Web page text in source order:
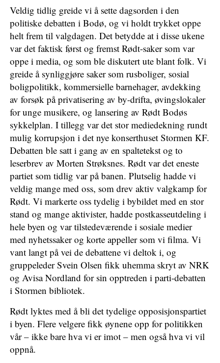
Veldig tidlig greide vi å sette dagsorden i den
politiske debatten i Bodø, og vi holdt trykket oppe
helt frem til valgdagen. Det betydde at i disse ukene
var det faktisk først og fremst Rødt-saker som var
oppe i media, og som ble diskutert ute blant folk. Vi
greide å synliggjøre saker som rusboliger, sosial
boligpolitikk, kommersielle barnehager, avdekking
av forsøk på privatisering av by-drifta, øvingslokaler
for unge musikere, og lansering av Rødt Bodøs
sykkelplan. I tillegg var det stor mediedekning rundt
mulig korrupsjon i det nye konserthuset Stormen KF.
Debatten ble satt i gang av en spaltetekst og to
leserbrev av Morten Strøksnes. Rødt var det eneste
partiet som tidlig var på banen. Plutselig hadde vi
veldig mange med oss, som drev aktiv valgkamp for
Rødt. Vi markerte oss tydelig i bybildet med en stor
stand og mange aktivister, hadde postkasseutdeling i
hele byen og var tilstedeværende i sosiale medier
med nyhetssaker og korte appeller som vi filma. Vi
vant langt på vei de debattene vi deltok i, og
gruppeleder Svein Olsen fikk uhemma skryt av NRK
og Avisa Nordland for sin opptreden i parti-debatten
i Stormen bibliotek.
Rødt lyktes med å bli det tydelige opposisjonspartiet
i byen. Flere velgere fikk øynene opp for politikken
vår – ikke bare hva vi er imot – men også hva vi vil
oppnå.